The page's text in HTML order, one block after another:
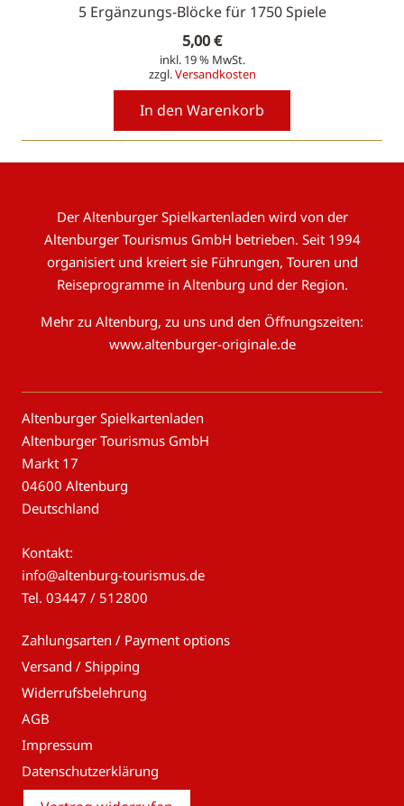
5 Ergänzungs-Blöcke für 1750 Spiele
5,00€
inkl. 19 % MwSt.
zzgl.Versandkosten
In den Warenkorb
Der Altenburger Spielkartenladen wird von der
Altenburger Tourismus GmbH betrieben. Seit 1994
organisiert und kreiert sie Führungen, Touren und
Reiseprogramme in Altenburg und der Region.
Mehr zu Altenburg, zu uns und den Öffnungszeiten:
www.altenburger-originale.de
Altenburger Spielkartenladen
Altenburger Tourismus GmbH
Markt 17
04600 Altenburg
Deutschland
Kontakt:
info@altenburg-tourismus.de
Tel. 03447 / 512800
Zahlungsarten / Payment options
Versand / Shipping
Widerrufsbelehrung
AGB
Impressum
Datenschutzerklärung